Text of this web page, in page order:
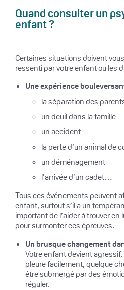
Quand consulter un
enfant ?
Certaines situations doivent
ressenti par votre enfant ou les
Une expérience
la séparation des
un deuil dans la famille
un accident
la perte d’un animal de
un déménagement
l’arrivée d’un cadet…
Tous ces événements peuvent
enfant, surtout s’il a un
important de l’aider à trouver
pour surmonter ces épreuves.
Un brusque changement
Votre enfant devient
pleure facilement, quelque
être submergé par des
réguler.